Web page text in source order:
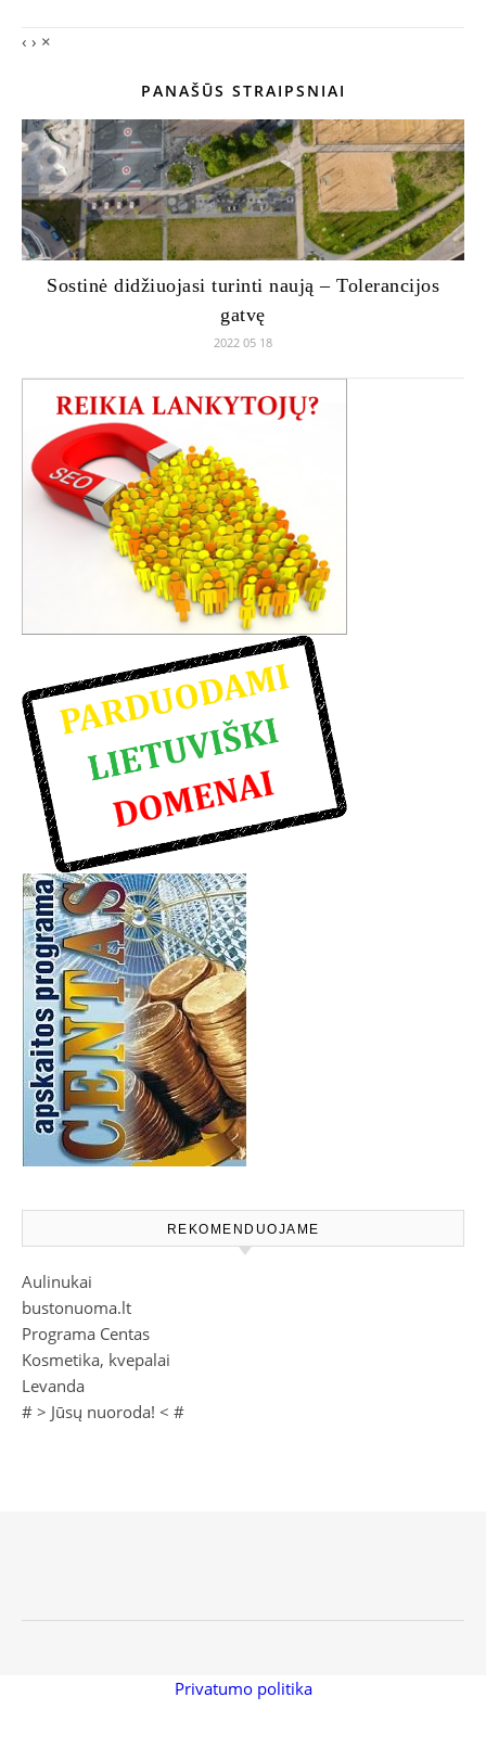
‹ › ×
PANAŠŪS STRAIPSNIAI
Sostinė didžiuojasi turinti naują – Tolerancijos
gatvę
2022 05 18
REKOMENDUOJAME
Aulinukai
bustonuoma.lt
Programa Centas
Kosmetika, kvepalai
Levanda
# > Jūsų nuoroda! < #
Privatumo politika